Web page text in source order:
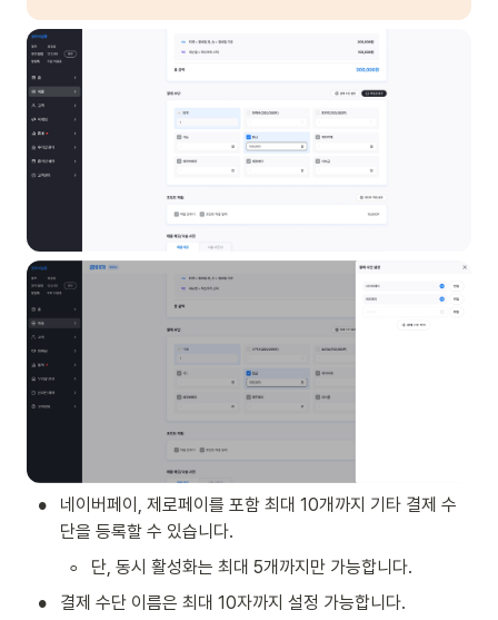
•
네이버페이, 제로페이를 포함 최대 10개까지 기타 결제 수
단을 등록할 수 있습니다.
◦ 단, 동시 활성화는 최대 5개까지만 가능합니다.
• 결제 수단 이름은 최대 10자까지 설정 가능합니다.